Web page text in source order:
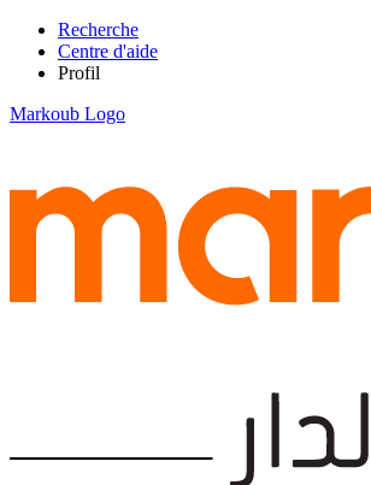
Recherche
Centre d'aide
Profil
Markoub Logo